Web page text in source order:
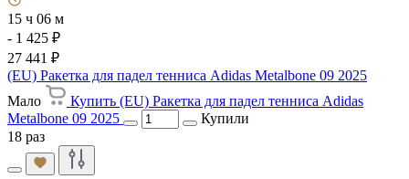
15 ч 06 м
- 1 425 ₽
27 441 ₽
(EU) Ракетка для падел тенниса Adidas Metalbone 09 2025
Мало
Купить (EU) Ракетка для падел тенниса Adidas
Metalbone 09 2025
Купили
18 раз